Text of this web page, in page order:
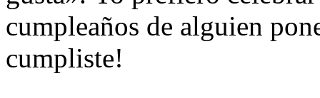
cumpleaños de alguien
cumpliste!